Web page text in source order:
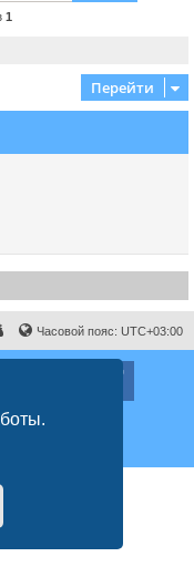
1
Перейти
Часовой пояс: UTC+03:00